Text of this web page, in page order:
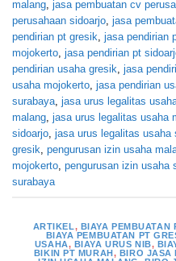
malang jasa pembuatan cv
perusahaan sidoarjo jasa
pendirian pt gresik jasa pendirian
mojokerto jasa pendirian pt
pendirian usaha gresik jasa
usaha mojokerto jasa pendirian
surabaya jasa urus legalitas
malang jasa urus legalitas usaha
sidoarjo jasa urus legalitas usaha
gresik pengurusan izin usaha
mojokerto pengurusan izin usaha
surabaya
ARTIKEL, BIAYA PEMBUATAN
BIAYA PEMBUATAN PT
USAHA, BIAYA URUS NIB,
BIKIN PT MURAH, BIRO JASA